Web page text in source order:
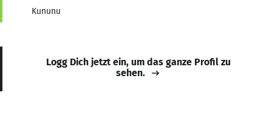
Kununu
Logg Dich jetzt ein, um das ganze Profil zu
sehen.